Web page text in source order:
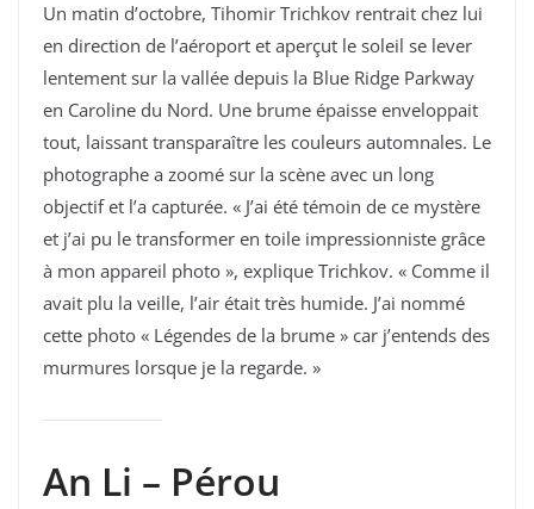
Un matin d’octobre, Tihomir Trichkov rentrait chez lui
en direction de l’aéroport et aperçut le soleil se lever
lentement sur la vallée depuis la Blue Ridge Parkway
en Caroline du Nord. Une brume épaisse enveloppait
tout, laissant transparaître les couleurs automnales. Le
photographe a zoomé sur la scène avec un long
objectif et l’a capturée. « J’ai été témoin de ce mystère
et j’ai pu le transformer en toile impressionniste grâce
à mon appareil photo », explique Trichkov. « Comme il
avait plu la veille, l’air était très humide. J’ai nommé
cette photo « Légendes de la brume » car j’entends des
murmures lorsque je la regarde. »
An Li – Pérou